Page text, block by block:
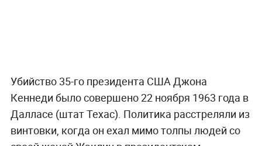
Убийство 35-го президента США Джона
Кеннеди было совершено 22 ноября 1963 года в
Далласе (штат Техас). Политика расстреляли из
винтовки, когда он ехал мимо толпы людей со